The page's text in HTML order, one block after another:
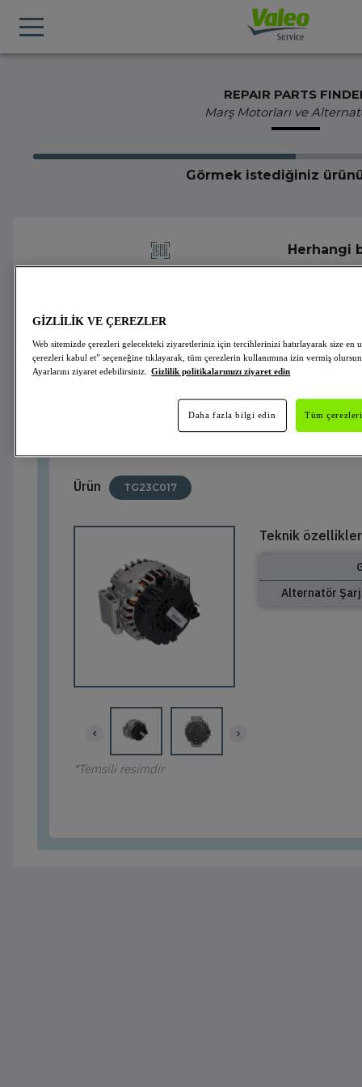
REPAIR PARTS
Marş Motorları ve
Görmek istediğiniz
Herhangi
Alternatör
Aktif
Ürün TG23C017
*Temsili resimdir
Teknik özellikler
Alternatör Şarj
GİZLİLİK VE ÇEREZLER
Web sitemizde çerezleri gelecekteki ziyaretleriniz için tercihlerinizi hatırlayarak size
çerezleri kabul et” seçeneğine tıklayarak, tüm çerezlerin kullanımına izin vermiş
Ayarlarını ziyaret edebilirsiniz.
Gizlilik politikalarımızı ziyaret edin
Tüm
Daha fazla bilgi edin